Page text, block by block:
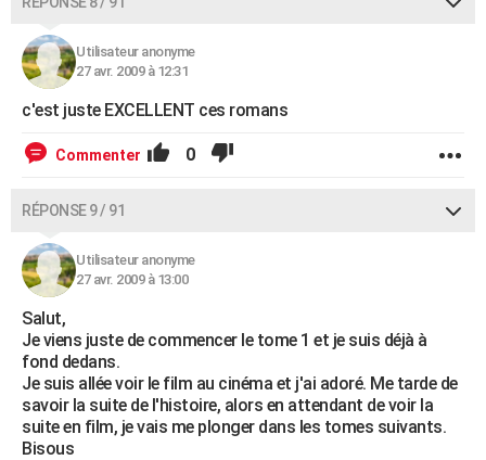
Utilisateur anonyme
27 avr. 2009 à 12:31
c'est juste EXCELLENT ces romans
Commenter 0
RÉPONSE 9 / 91
Utilisateur anonyme
27 avr. 2009 à 13:00
Salut,
Je viens juste de commencer le tome 1 et je suis déjà à
fond dedans.
Je suis allée voir le film au cinéma et j'ai adoré. Me tarde de
savoir la suite de l'histoire, alors en attendant de voir la
suite en film, je vais me plonger dans les tomes suivants.
Bisous